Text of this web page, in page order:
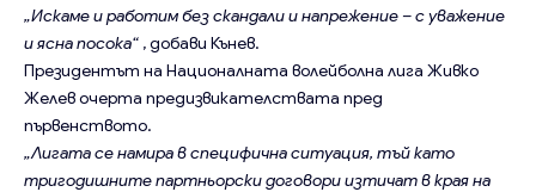
„Искаме и работим без скандали и напрежение – с уважение
и ясна посока“ , добави Кънев.
Президентът на Националната волейболна лига Живко
Желев очерта предизвикателствата пред
първенството.
„Лигата се намира в специфична ситуация, тъй като
тригодишните партньорски договори изтичат в края на